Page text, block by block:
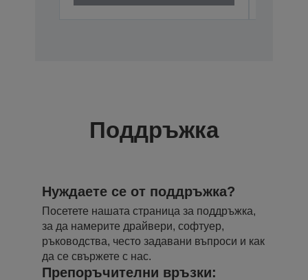
Поддръжка
Нуждаете се от поддръжка?
Посетете нашата страница за поддръжка,
за да намерите драйвери, софтуер,
ръководства, често задавани въпроси и как
да се свържете с нас.
Препоръчителни връзки: